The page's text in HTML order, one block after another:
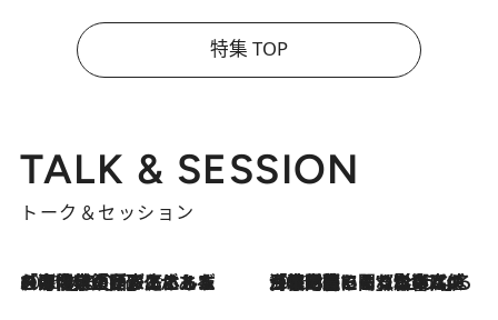
特集 TOP
TALK & SESSION
トーク＆セッション
2026.8.3
「今後値上げがあるとすれば…」「リスクがあるのは今年の冬」エネルギー専門家が語る、ホルムズ海峡封鎖が家庭にもたらす“ある心配” 2026.8.3
「住宅建てられない…」「サーチャージ料の高値が続いている」ホルムズ海峡封鎖による影響はいつまで続く？《エネルギー専門家に聞く“どうなる日本の暮らし”》